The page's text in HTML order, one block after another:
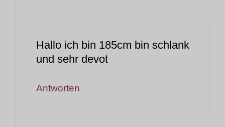
Hallo ich bin 185cm bin schlank
und sehr devot
Antworten